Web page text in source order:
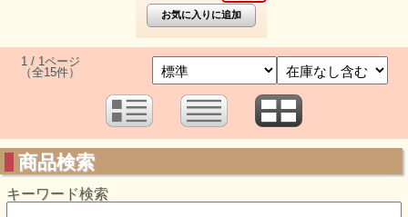
1 / 1ページ
（全15件）
商品検索
キーワード検索